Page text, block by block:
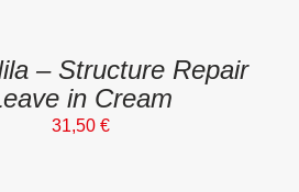
– Structure Repair
in Cream
31,50 €